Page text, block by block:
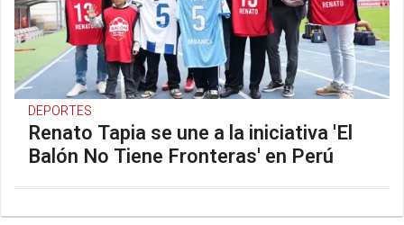
DEPORTES
Renato Tapia se une a la iniciativa 'El
Balón No Tiene Fronteras' en Perú